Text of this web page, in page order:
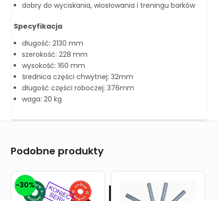
dobry do wyciskania, wiosłowania i treningu barków
Specyfikacja
długość: 2130 mm
szerokość: 228 mm
wysokość: 160 mm
średnica części chwytnej: 32mm
długość części roboczej: 376mm
waga: 20 kg
Podobne produkty
-30%